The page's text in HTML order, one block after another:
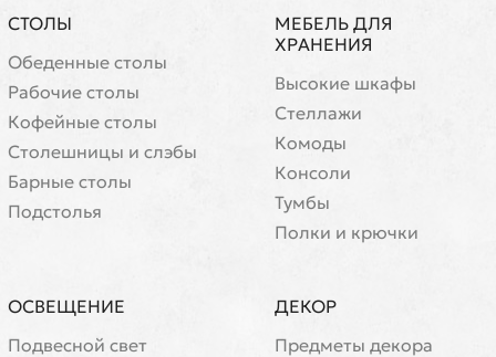
СТОЛЫ
Обеденные столы
Рабочие столы
Кофейные столы
Cтолешницы и слэбы
Барные столы
Подстолья
МЕБЕЛЬ ДЛЯ
ХРАНЕНИЯ
Высокие шкафы
Стеллажи
Комоды
Консоли
Тумбы
Полки и крючки
ОСВЕЩЕНИЕ
Подвесной свет
ДЕКОР
Предметы декора